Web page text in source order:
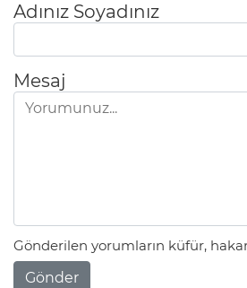
Adınız Soyadınız
Mesaj
Gönderilen yorumların küfür,
Gönder